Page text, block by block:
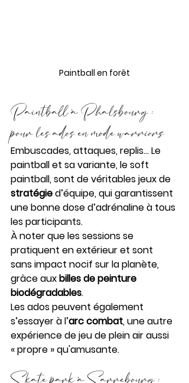
Paintball en forêt
Paintball à Phalsbourg :
pour les ados en mode warriors
Embuscades, attaques, replis… Le
paintball et sa variante, le soft
paintball, sont de véritables jeux de
stratégie d’équipe, qui garantissent
une bonne dose d’adrénaline à tous
les participants.
À noter que les sessions se
pratiquent en extérieur et sont
sans impact nocif sur la planète,
grâce aux billes de peinture
biodégradables.
Les ados peuvent également
s’essayer à l’arc combat, une autre
expérience de jeu de plein air aussi
« propre » qu'amusante.